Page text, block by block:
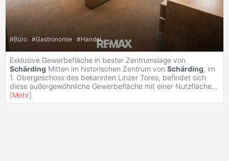
#Büro #Gastronomie #Handel
Exklusive Gewerbefläche in bester Zentrumslage von
Schärding Mitten im historischen Zentrum von Schärding, im
1. Obergeschoss des bekannten Linzer Tores, befindet sich
diese außergewöhnliche Gewerbefläche mit einer Nutzfläche...
[Mehr]